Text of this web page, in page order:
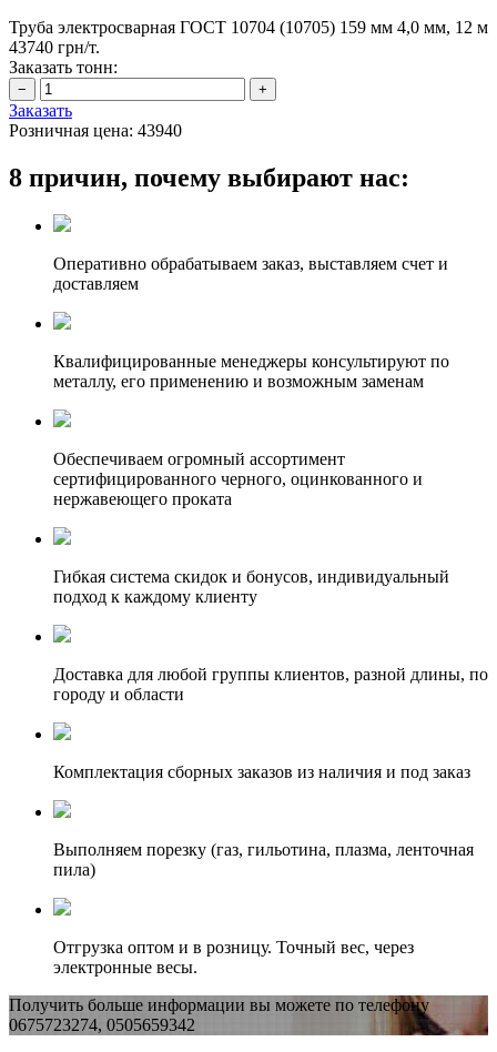
Труба электросварная ГОСТ 10704 (10705) 159 мм 4,0 мм, 12 м
43740 грн/т.
Заказать тонн:
Заказать
Розничная цена: 43940
8 причин, почему выбирают нас:
Оперативно обрабатываем заказ, выставляем счет и
доставляем
Квалифицированные менеджеры консультируют по
металлу, его применению и возможным заменам
Обеспечиваем огромный ассортимент
сертифицированного черного, оцинкованного и
нержавеющего проката
Гибкая система скидок и бонусов, индивидуальный
подход к каждому клиенту
Доставка для любой группы клиентов, разной длины, по
городу и области
Комплектация сборных заказов из наличия и под заказ
Выполняем порезку (газ, гильотина, плазма, ленточная
пила)
Отгрузка оптом и в розницу. Точный вес, через
электронные весы.
Получить больше информации вы можете по телефону
0675723274, 0505659342